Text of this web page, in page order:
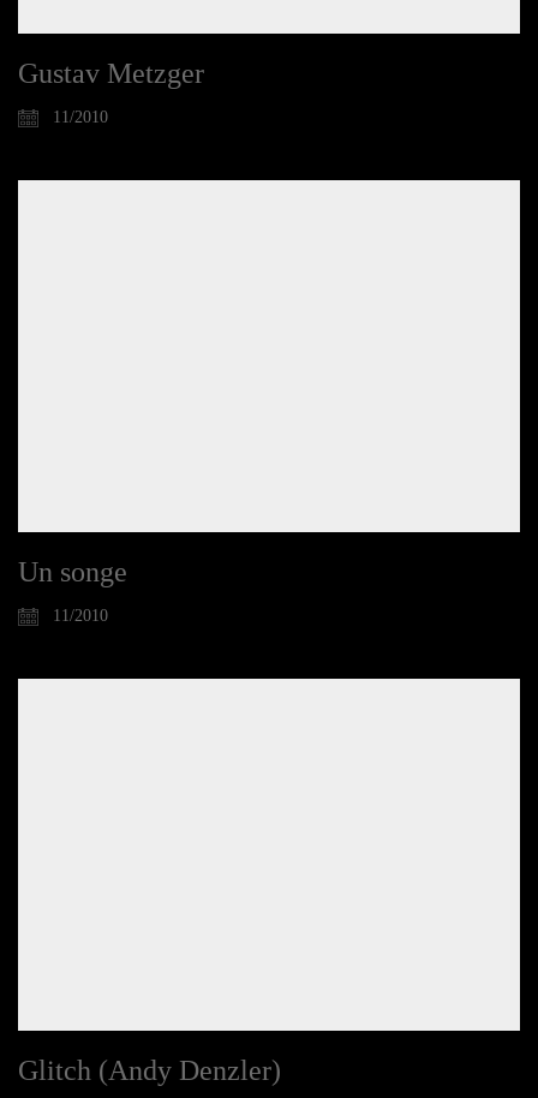
Gustav Metzger
11/2010
Un songe
11/2010
Glitch (Andy Denzler)